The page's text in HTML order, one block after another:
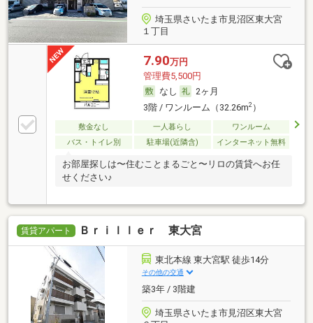
埼玉県さいたま市見沼区東大宮
１丁目
7.90万円
管理費5,500円
なし
2ヶ月
3階 / ワンルーム（32.26m2）
敷金なし 一人暮らし
ワンルーム
バス・トイレ別
駐車場(近隣含) インターネット無料
お部屋探しは〜住むことまるごと〜リロの賃貸へお任
せください♪
賃貸アパート Ｂｒｉｌｌｅｒ 東大宮
東北本線 東大宮駅 徒歩14分
その他の交通
築3年 / 3階建
埼玉県さいたま市見沼区東大宮